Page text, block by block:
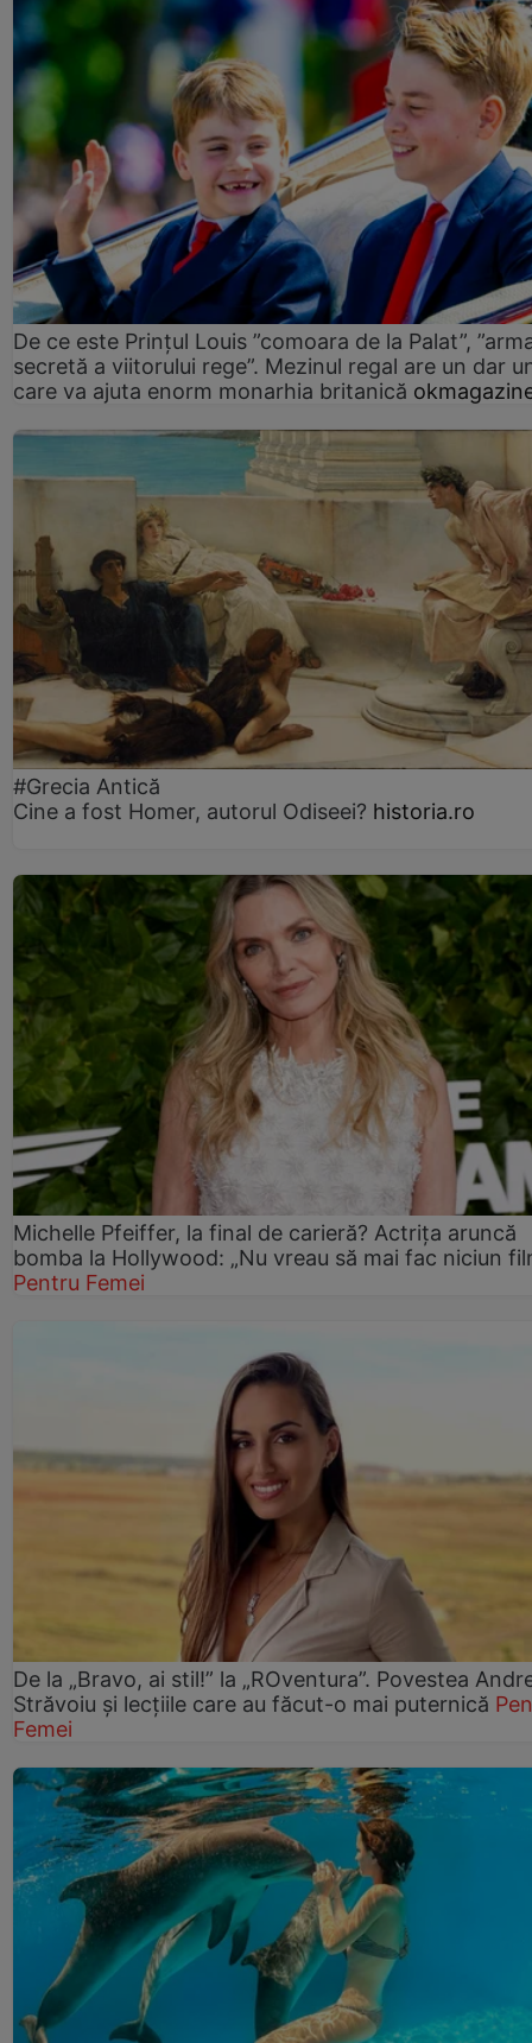
De ce este Prințul Louis ”comoara de la Palat”,
secretă a viitorului rege”. Mezinul regal are un dar
care va ajuta enorm monarhia britanică
#Grecia Antică
Cine a fost Homer, autorul Odiseei? historia.ro
Michelle Pfeiffer, la final de carieră? Actrița aruncă
bomba la Hollywood: „Nu vreau să mai fac niciun
Pentru Femei
De la „Bravo, ai stil!” la „ROventura”. Povestea
Străvoiu și lecțiile care au făcut-o mai puternică
Femei